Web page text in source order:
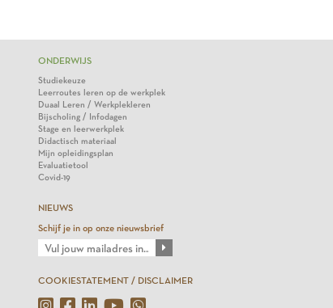
ONDERWIJS
Studiekeuze
Leerroutes leren op de werkplek
Duaal Leren / Werkplekleren
Bijscholing / Infodagen
Stage en leerwerkplek
Didactisch materiaal
Mijn opleidingsplan
Evaluatietool
Covid-19
NIEUWS
Schijf je in op onze nieuwsbrief
COOKIESTATEMENT / DISCLAIMER